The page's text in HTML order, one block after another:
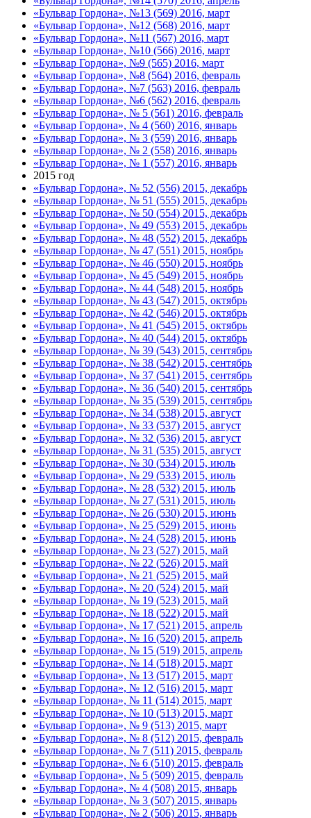
«Бульвар Гордона», №13 (569) 2016, март
«Бульвар Гордона», №12 (568) 2016, март
«Бульвар Гордона», №11 (567) 2016, март
«Бульвар Гордона», №10 (566) 2016, март
«Бульвар Гордона», №9 (565) 2016, март
«Бульвар Гордона», №8 (564) 2016, февраль
«Бульвар Гордона», №7 (563) 2016, февраль
«Бульвар Гордона», №6 (562) 2016, февраль
«Бульвар Гордона», № 5 (561) 2016, февраль
«Бульвар Гордона», № 4 (560) 2016, январь
«Бульвар Гордона», № 3 (559) 2016, январь
«Бульвар Гордона», № 2 (558) 2016, январь
«Бульвар Гордона», № 1 (557) 2016, январь
2015 год
«Бульвар Гордона», № 52 (556) 2015, декабрь
«Бульвар Гордона», № 51 (555) 2015, декабрь
«Бульвар Гордона», № 50 (554) 2015, декабрь
«Бульвар Гордона», № 49 (553) 2015, декабрь
«Бульвар Гордона», № 48 (552) 2015, декабрь
«Бульвар Гордона», № 47 (551) 2015, ноябрь
«Бульвар Гордона», № 46 (550) 2015, ноябрь
«Бульвар Гордона», № 45 (549) 2015, ноябрь
«Бульвар Гордона», № 44 (548) 2015, ноябрь
«Бульвар Гордона», № 43 (547) 2015, октябрь
«Бульвар Гордона», № 42 (546) 2015, октябрь
«Бульвар Гордона», № 41 (545) 2015, октябрь
«Бульвар Гордона», № 40 (544) 2015, октябрь
«Бульвар Гордона», № 39 (543) 2015, сентябрь
«Бульвар Гордона», № 38 (542) 2015, сентябрь
«Бульвар Гордона», № 37 (541) 2015, сентябрь
«Бульвар Гордона», № 36 (540) 2015, сентябрь
«Бульвар Гордона», № 35 (539) 2015, сентябрь
«Бульвар Гордона», № 34 (538) 2015, август
«Бульвар Гордона», № 33 (537) 2015, август
«Бульвар Гордона», № 32 (536) 2015, август
«Бульвар Гордона», № 31 (535) 2015, август
«Бульвар Гордона», № 30 (534) 2015, июль
«Бульвар Гордона», № 29 (533) 2015, июль
«Бульвар Гордона», № 28 (532) 2015, июль
«Бульвар Гордона», № 27 (531) 2015, июль
«Бульвар Гордона», № 26 (530) 2015, июнь
«Бульвар Гордона», № 25 (529) 2015, июнь
«Бульвар Гордона», № 24 (528) 2015, июнь
«Бульвар Гордона», № 23 (527) 2015, май
«Бульвар Гордона», № 22 (526) 2015, май
«Бульвар Гордона», № 21 (525) 2015, май
«Бульвар Гордона», № 20 (524) 2015, май
«Бульвар Гордона», № 19 (523) 2015, май
«Бульвар Гордона», № 18 (522) 2015, май
«Бульвар Гордона», № 17 (521) 2015, апрель
«Бульвар Гордона», № 16 (520) 2015, апрель
«Бульвар Гордона», № 15 (519) 2015, апрель
«Бульвар Гордона», № 14 (518) 2015, март
«Бульвар Гордона», № 13 (517) 2015, март
«Бульвар Гордона», № 12 (516) 2015, март
«Бульвар Гордона», № 11 (514) 2015, март
«Бульвар Гордона», № 10 (513) 2015, март
«Бульвар Гордона», № 9 (513) 2015, март
«Бульвар Гордона», № 8 (512) 2015, февраль
«Бульвар Гордона», № 7 (511) 2015, февраль
«Бульвар Гордона», № 6 (510) 2015, февраль
«Бульвар Гордона», № 5 (509) 2015, февраль
«Бульвар Гордона», № 4 (508) 2015, январь
«Бульвар Гордона», № 3 (507) 2015, январь
«Бульвар Гордона», № 2 (506) 2015, январь